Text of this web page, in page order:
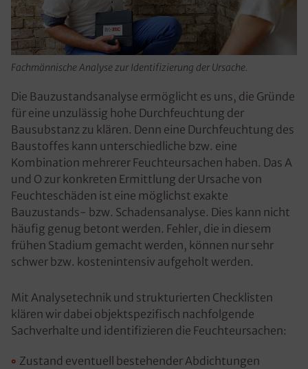
Fachmännische Analyse zur Identifizierung der Ursache.
Die Bauzustandsanalyse ermöglicht es uns, die Gründe
für eine unzulässig hohe Durchfeuchtung der
Bausubstanz zu klären. Denn eine Durchfeuchtung des
Baustoffes kann unterschiedliche bzw. eine
Kombination mehrerer Feuchteursachen haben. Das A
und O zur konkreten Ermittlung der Ursache von
Feuchteschäden ist eine möglichst exakte
Bauzustands- bzw. Schadensanalyse. Dies kann nicht
häufig genug betont werden. Fehler, die in diesem
frühen Stadium gemacht werden, können nur sehr
schwer bzw. kostenintensiv aufgeholt werden.
Mit Analysetechnik und strukturierten Checklisten
klären wir dabei objektspezifisch nachfolgende
Sachverhalte und identifizieren die Feuchteursachen:
Zustand eventuell bestehender Abdichtungen